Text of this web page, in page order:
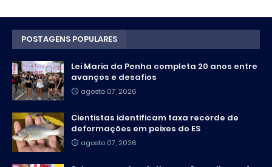
POSTAGENS POPULARES
Lei Maria da Penha completa 20 anos entre
avanços e desafios
agosto 07, 2026
Cientistas identificam taxa recorde de
deformações em peixes do ES
agosto 07, 2026